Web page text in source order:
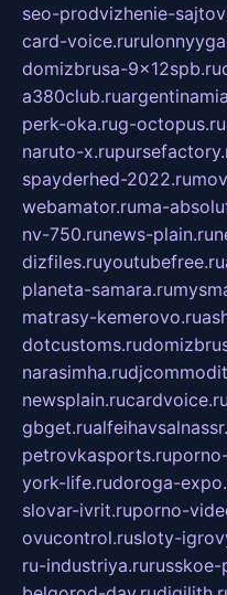
seo-prodvizhenie-
card-voice.ru
domizbrusa-9x12spb.ru
a380club.ru
perk-oka.rug-octopus.ru
naruto-x.ru
spayderhed-2022.ru
webamator.ruma-
nv-750.runews-plain.ru
dizfiles.ruyoutubefree.ru
planeta-samara.ru
matrasy-kemerovo.ru
dotcustoms.ru
narasimha.ru
newsplain.rucardvoice.ru
gbget.ru
petrovkasports.ru
york-life.rudoroga-
slovar-ivrit.ruporno-
ovucontrol.rusloty-
ru-industriya.ru